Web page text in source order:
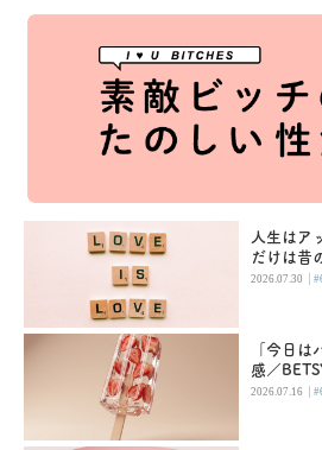
人生はア
だけは昔
2026.07.30 |
「今日は
感／
2026.07.16 |